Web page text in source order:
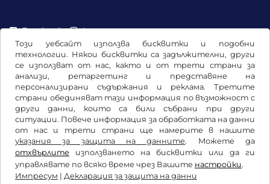
Този уебсайт използва бисквитки и подобни
технологии. Някои бисквитки са задължителни, други
се използват от нас, както и от трети страни за
анализи, ретаргетинг и представяне на
персонализирани съдържания и реклама. Третите
страни обединяват тази информация по възможност с
други данни, които са били събрани при други
ситуации. Повече информация за обработката на данни
от нас и трети страни ще намерите в нашите
указания за защита на данните. Можете да
отхвърлите използването на бисквитки или да ги
управлявате по всяко време чрез Вашите настройки.
Импресум | Декларация за защита на данни
Facebook Instagram
Общи условия / право на отказ
Декларация за защита на данни